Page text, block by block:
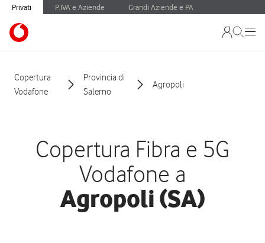
Privati P.IVA e Aziende Grandi Aziende e PA
Copertura
Vodafone
Provincia di
Salerno
Agropoli
Copertura Fibra e 5G
Vodafone a
Agropoli (SA)